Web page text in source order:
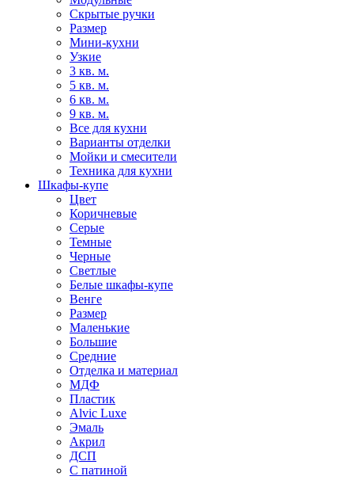
Скрытые ручки
Размер
Мини-кухни
Узкие
3 кв. м.
5 кв. м.
6 кв. м.
9 кв. м.
Все для кухни
Варианты отделки
Мойки и смесители
Техника для кухни
Шкафы-купе
Цвет
Коричневые
Серые
Темные
Черные
Светлые
Белые шкафы-купе
Венге
Размер
Маленькие
Большие
Средние
Отделка и материал
МДФ
Пластик
Alvic Luxe
Эмаль
Акрил
ДСП
С патиной